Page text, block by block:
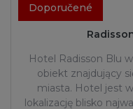
Doporučené
Hotel Radisson Blu
obiekt znajdujący
miasta. Hotel jest
lokalizację blisko